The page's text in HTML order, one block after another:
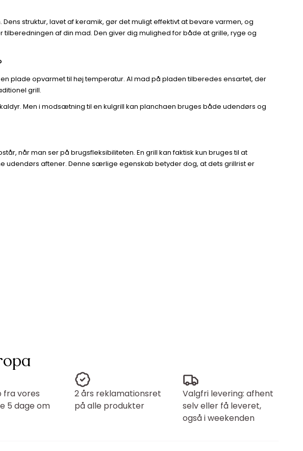
struktur, lavet af keramik, gør det muligt effektivt at bevare varmen, og
af din mad. Den giver dig mulighed for både at grille, ryge og
plade opvarmet til høj temperatur. Al mad på pladen tilberedes ensartet, der
grill.
Men i modsætning til en kulgrill kan planchaen bruges både udendørs og
når man ser på brugsfleksibiliteten. En grill kan faktisk kun bruges til at
aftener. Denne særlige egenskab betyder dog, at dets grillrist er
fra vores
5 dage om
2 års reklamationsret
på alle produkter
Valgfri levering: afhent
selv eller få leveret,
også i weekenden